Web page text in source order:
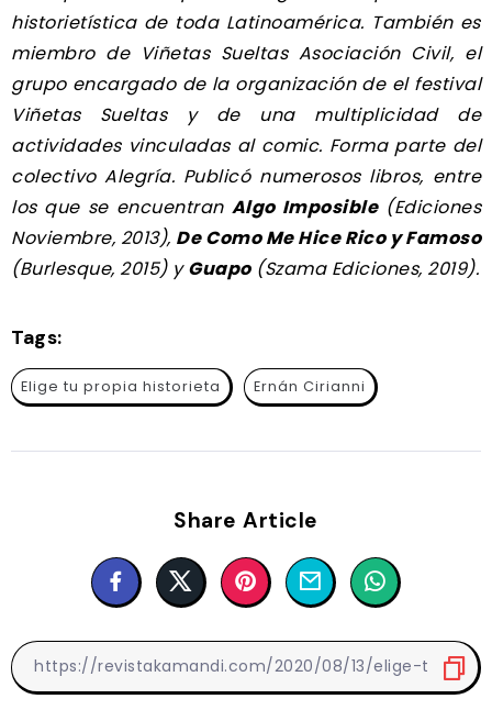
historietística de toda Latinoamérica. También es
miembro de Viñetas Sueltas Asociación Civil, el
grupo encargado de la organización de el festival
Viñetas Sueltas y de una multiplicidad de
actividades vinculadas al comic. Forma parte del
colectivo Alegría. Publicó numerosos libros, entre
los que se encuentran Algo Imposible(Ediciones
Noviembre, 2013), De Como Me Hice Rico y Famoso
(Burlesque, 2015) yGuapo(Szama Ediciones, 2019).
Tags:
Elige tu propia historieta Ernán Cirianni
Share Article